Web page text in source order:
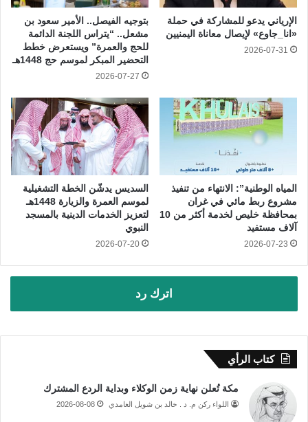
الإرياني يدعو للمشاركة في حملة
«انا_جاوع» لإيصال معاناة اليمنيين
2026-07-31
بتوجيه الفيصل.. الأمير سعود بن
مشعل.. “يتراس اللجنة الدائمة
للحج والعمرة” ويستعرض خطط
التحضير المبكر لموسم حج 1448هـ
2026-07-27
المياه الوطنية”: الانتهاء من تنفيذ
مشروع ربط مائي في غران
بمحافظة خليص لخدمة أكثر من 10
آلاف مستفيد
2026-07-23
السديس يدشّن الخطة التشغيلية
لموسم العمرة والزيارة 1448هـ
لتعزيز الخدمات الدينية بالمسجد
النبوي
2026-07-20
اترك رد
كتاب الرأي
مكة تُعلن نهاية زمن الوكلاء وبداية الردع المشترك
اللواء ركن م. د . خالد بن شويل الغامدي 2026-08-08